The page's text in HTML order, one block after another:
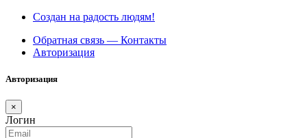
Создан на радость людям!
Обратная связь — Контакты
Авторизация
Авторизация
×
Логин